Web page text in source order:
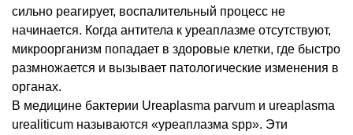
сильно реагирует, воспалительный процесс не
начинается. Когда антитела к уреаплазме отсутствуют,
микроорганизм попадает в здоровые клетки, где быстро
размножается и вызывает патологические изменения в
органах.
В медицине бактерии Ureaplasma parvum и ureaplasma
urealiticum называются «уреаплазма spp». Эти